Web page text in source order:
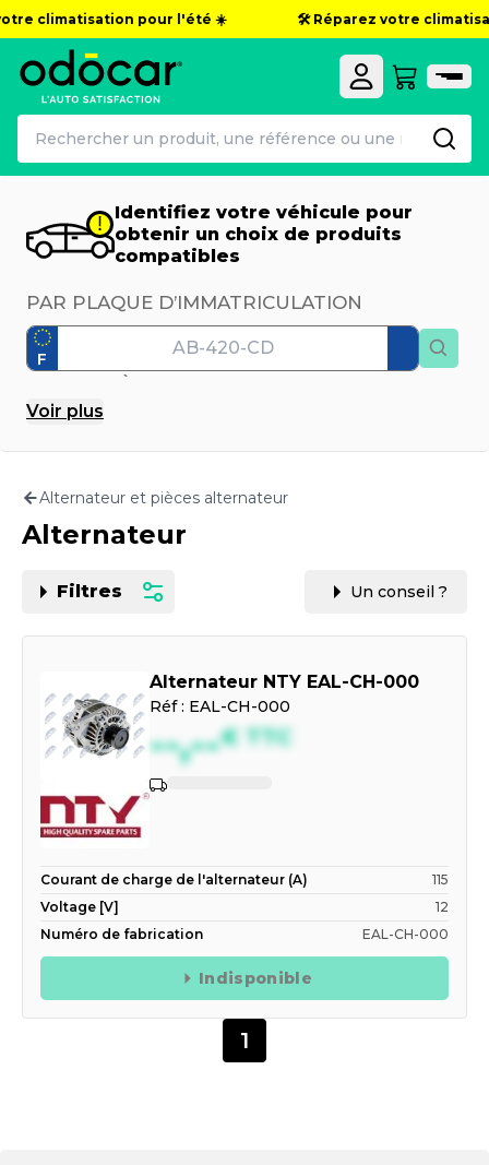
climatisation pour l'été ☀️ 🛠️ Réparez votre
Identifiez votre véhicule pour
obtenir un choix de produits
compatibles
PAR PLAQUE D’IMMATRICULATION
F
Motorisation
Voir plus
Alternateur et pièces alternateur
Alternateur
Filtres Un conseil ?
Alternateur NTY EAL-CH-000
Réf : EAL-CH-000
--,--€ TTC
Courant de charge de l'alternateur (A)
115
Voltage [V]
12
Numéro de fabrication
EAL-CH-000
Indisponible
1